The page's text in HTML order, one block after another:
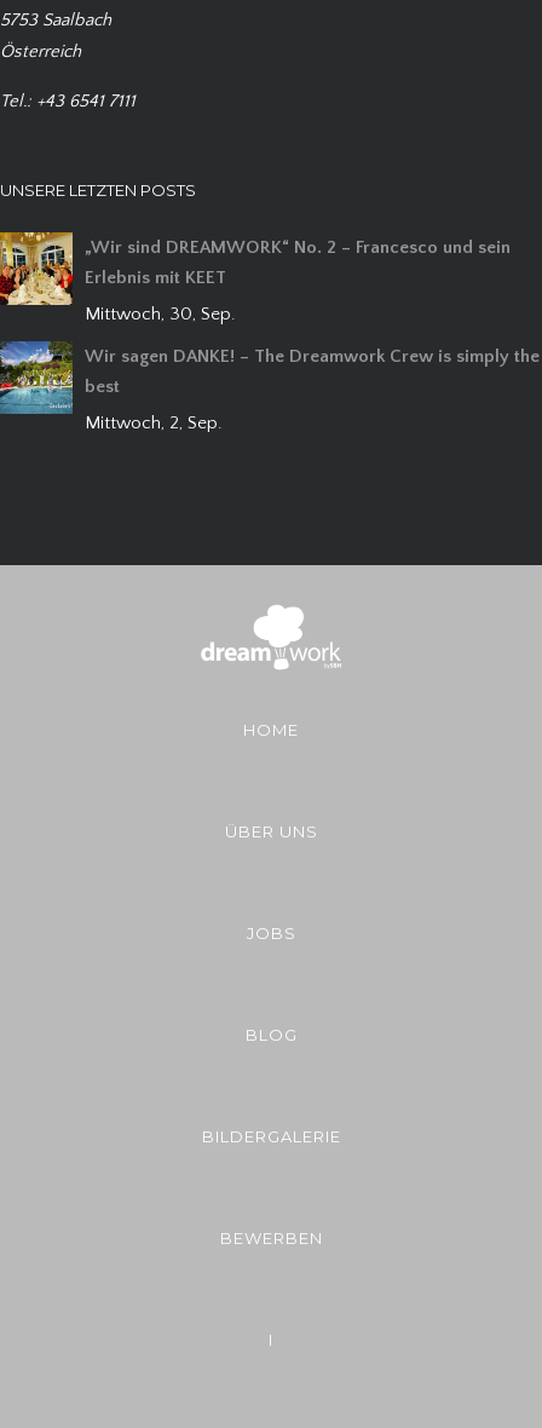
5753 Saalbach
Österreich
Tel.: +43 6541 7111
UNSERE LETZTEN POSTS
„Wir sind DREAMWORK“ No. 2 – Francesco und sein
Erlebnis mit KEET
Mittwoch, 30, Sep.
Wir sagen DANKE! – The Dreamwork Crew is simply the
best
Mittwoch, 2, Sep.
HOME
ÜBER UNS
JOBS
BLOG
BILDERGALERIE
BEWERBEN
I